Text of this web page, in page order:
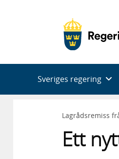
Sveriges regering
Lagrådsremiss
Ett